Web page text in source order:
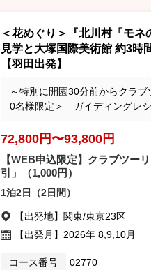
＜花めぐり＞『北川村「モ
見学と大塚国際美術館 約3
【羽田出発】
～特別に開園30分前からクラ
0名様限定＞ ガイディングレ
72,800円〜93,800円
【WEB申込限定】クラブツー
引」
（1,000円）
1泊2日（2日間）
【出発地】関東/東京23区
【出発月】 2026年 8,9,10月
コース番号 02770